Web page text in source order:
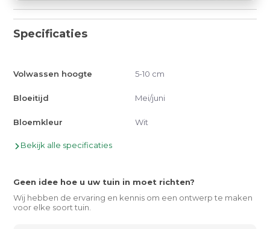
Specificaties
Volwassen hoogte 5-10 cm
Bloeitijd Mei/juni
Bloemkleur Wit
Bekijk alle specificaties
Geen idee hoe u uw tuin in moet richten?
Wij hebben de ervaring en kennis om een ontwerp te maken
voor elke soort tuin.